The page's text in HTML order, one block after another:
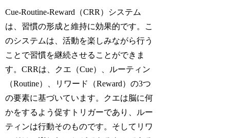
Cue-Routine-Reward（CRR）システム
は、習慣の形成と維持に効果的です。こ
のシステムは、活動を楽しみながら行う
ことで習慣を継続させることができま
す。CRRは、クエ（Cue）、ルーティン
（Routine）、リワード（Reward）の3つ
の要素に基づいています。クエは脳に何
かをするよう促すトリガーであり、ルー
ティンは行動そのものです。そしてリワ